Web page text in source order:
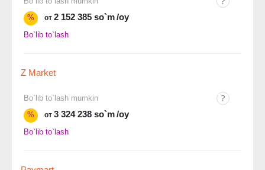
%
от 2 152 385 so`m/oy
Bo`lib to`lash
Z Market
Bo`lib to`lash mumkin
%
от 3 324 238 so`m/oy
Bo`lib to`lash